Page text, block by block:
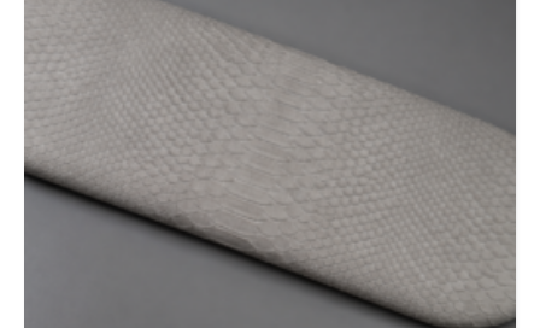
meerdere
gekozen
worden